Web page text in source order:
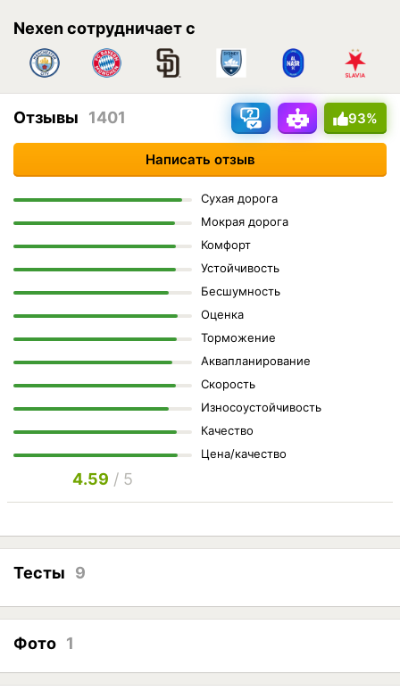
Nexen сотрудничает с
93%
Отзывы 1401
Написать отзыв
Сухая дорога
Мокрая дорога
Комфорт
Устойчивость
Бесшумность
Оценка
Торможение
Аквапланирование
Скорость
Износоустойчивость
Качество
Цена/качество
4.59 / 5
Тесты 9
Фото 1